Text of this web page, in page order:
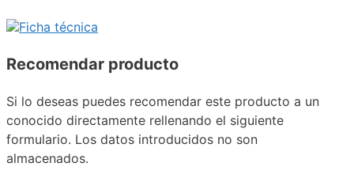
Ficha técnica
Recomendar producto
Si lo deseas puedes recomendar este producto a un
conocido directamente rellenando el siguiente
formulario. Los datos introducidos no son
almacenados.